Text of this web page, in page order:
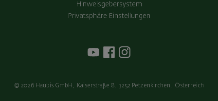
Hinweisgebersystem
Privatsphäre Einstellungen
© 2026 Haubis GmbH , Kaiserstraße 8, 3252 Petzenkirchen, Österreich